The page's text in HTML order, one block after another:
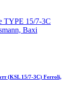
(KSL 15/7-3С) Ferroli,